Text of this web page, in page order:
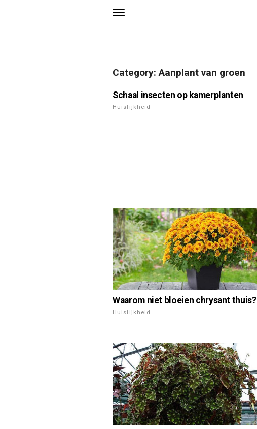
Category: Aanplant van groen
Schaal insecten op kamerplanten
Huislijkheid
Waarom niet bloeien chrysant thuis?
Huislijkheid